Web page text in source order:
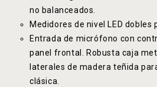
no balanceados.
Medidores de nivel LED dobles
Entrada de micrófono con
panel frontal. Robusta caja
laterales de madera teñida
clásica.